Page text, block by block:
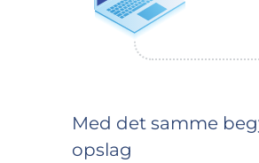
Med det samme
opslag